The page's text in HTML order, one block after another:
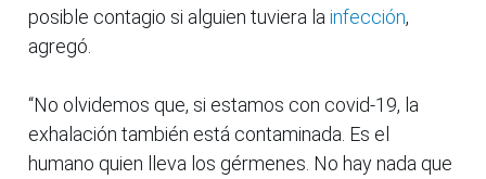
posible contagio si alguien tuviera la infección,
agregó.
“No olvidemos que, si estamos con covid-19, la
exhalación también está contaminada. Es el
humano quien lleva los gérmenes. No hay nada que